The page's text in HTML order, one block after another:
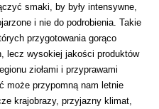
smaki, by były intensywne,
i nie do podrobienia. Takie
przygotowania gorąco
lecz wysokiej jakości produktów
ziołami i przyprawami
może przypomną nam letnie
krajobrazy, przyjazny klimat,